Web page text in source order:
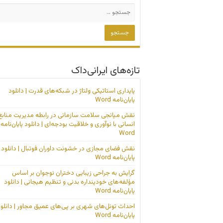
تازه‌های ایرانی‌داک
پایداری استاتیکی ولتاژ در شبکه‌های قدرت | دانلود
پایان‌نامه Word
نقش میانجی سلامت سازمانی در رابطه مدیریت
انسانی با نوآوری و خلاقیت بودجه‌ای | دانلود پایان‌نامه
Word
نقش فضای مجازی در خشونت داوران فوتبال | دانلود
پایان‌نامه Word
گرایش به جراحی زیبایی دختران نوجوان بر اساس
مؤلفه‌های خودپنداره بدنی و تنظیم هیجانی | دانلود
پایان‌نامه Word
احداث تونل‌های شهری بر پی‌های عمیق مجاور |
پایان‌نامه Word